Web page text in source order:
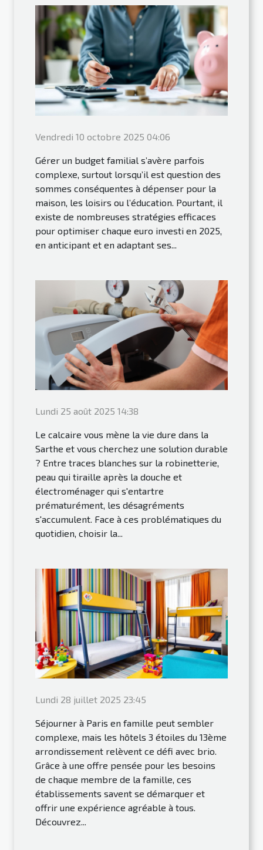
Vendredi 10 octobre 2025 04:06
Gérer un budget familial s’avère parfois
complexe, surtout lorsqu’il est question des
sommes conséquentes à dépenser pour la
maison, les loisirs ou l’éducation. Pourtant, il
existe de nombreuses stratégies efficaces
pour optimiser chaque euro investi en 2025,
en anticipant et en adaptant ses...
Lundi 25 août 2025 14:38
Le calcaire vous mène la vie dure dans la
Sarthe et vous cherchez une solution durable
? Entre traces blanches sur la robinetterie,
peau qui tiraille après la douche et
électroménager qui s'entartre
prématurément, les désagréments
s'accumulent. Face à ces problématiques du
quotidien, choisir la...
Lundi 28 juillet 2025 23:45
Séjourner à Paris en famille peut sembler
complexe, mais les hôtels 3 étoiles du 13ème
arrondissement relèvent ce défi avec brio.
Grâce à une offre pensée pour les besoins
de chaque membre de la famille, ces
établissements savent se démarquer et
offrir une expérience agréable à tous.
Découvrez...